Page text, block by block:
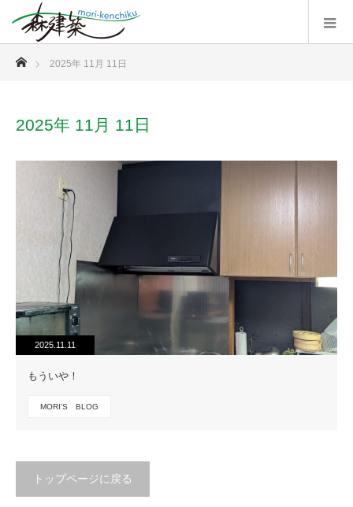
ホーム
2025年 11月 11日
2025年 11月 11日
2025.11.11
もういや！
MORI'S BLOG
トップページに戻る